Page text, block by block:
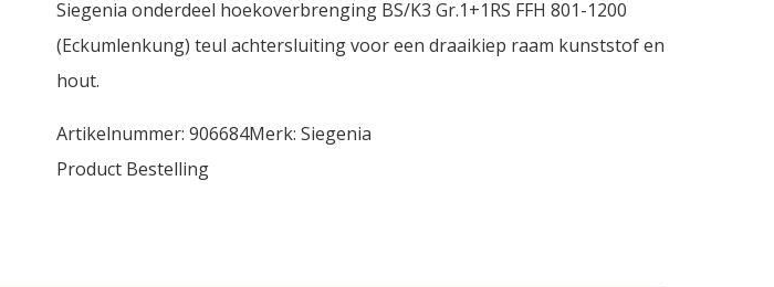
Siegenia onderdeel hoekoverbrenging BS/K3 Gr.1+1RS FFH 801-1200
(Eckumlenkung) teul achtersluiting voor een draaikiep raam kunststof en
hout.
Artikelnummer: 906684Merk: Siegenia
Product Bestelling